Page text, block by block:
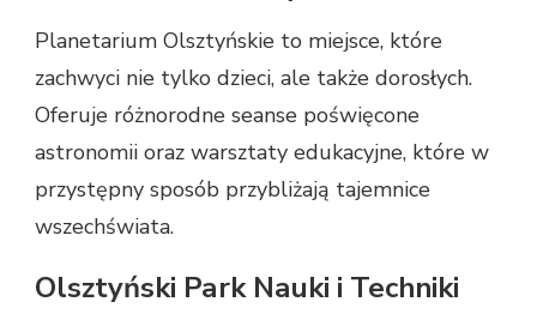
Planetarium Olsztyńskie to miejsce, które
zachwyci nie tylko dzieci, ale także dorosłych.
Oferuje różnorodne seanse poświęcone
astronomii oraz warsztaty edukacyjne, które w
przystępny sposób przybliżają tajemnice
wszechświata.
Olsztyński Park Nauki i Techniki